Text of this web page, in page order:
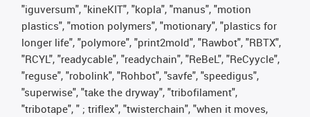
"iguversum", "kineKIT", "kopla", "manus", "motion
plastics", "motion polymers", "motionary", "plastics for
longer life", "polymore", "print2mold", "Rawbot", "RBTX",
"RCYL", "readycable", "readychain", "ReBeL", "ReCyycle",
"reguse", "robolink", "Rohbot", "savfe", "speedigus",
"superwise", "take the dryway", "tribofilament",
"tribotape", " ; triflex", "twisterchain", "when it moves,